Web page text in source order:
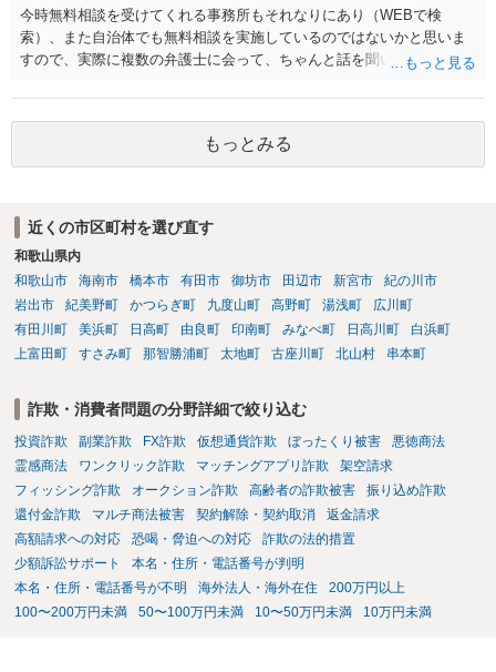
返金交渉で有利になる可能性がありますが、民事上の詐欺の立証以上
に難しいところがあります。 こちらについては、一度、最寄りの警察
署に被害相談をするようにしてください。 具体的な見通しに関して
良いかと思います。
今時無料相談を受けてくれる事務所もそれなりにあり（WEBで検
索）、また自治体でも無料相談を実施しているのではないかと思いま
すので、実際に複数の弁護士に会って、ちゃんと話を聞いてくれる
はそもそも事案を把握できていないようですので、御相談の案件につ
いては弁護士として能力不足なのかもしれません。相手にしない方が
良いと思います。ただ、仮想通貨詐欺の被害回復は現実的には難しい
かもしれません。
もっとみる
近くの市区町村を選び直す
和歌山県内
和歌山市
海南市 橋本市 有田市 御坊市 田辺市 新宮市
紀の川市
岩出市
紀美野町 かつらぎ町 九度山町 高野町 湯浅町
広川町
有田川町
美浜町 日高町 由良町 印南町 みなべ町 日高川町
白浜町
上富田町
すさみ町 那智勝浦町 太地町 古座川町 北山村 串本町
詐欺・消費者問題の分野詳細で絞り込む
投資詐欺 副業詐欺 FX詐欺 仮想通貨詐欺 ぼったくり被害
悪徳商法
霊感商法
ワンクリック詐欺 マッチングアプリ詐欺
架空請求
フィッシング詐欺
オークション詐欺 高齢者の詐欺被害
振り込め詐欺
還付金詐欺
マルチ商法被害 契約解除・契約取消
返金請求
高額請求への対応
恐喝・脅迫への対応
詐欺の法的措置
少額訴訟サポート
本名・住所・電話番号が判明
本名・住所・電話番号が不明
海外法人・海外在住
200万円以上
100〜200万円未満
50〜100万円未満 10〜50万円未満 10万円未満